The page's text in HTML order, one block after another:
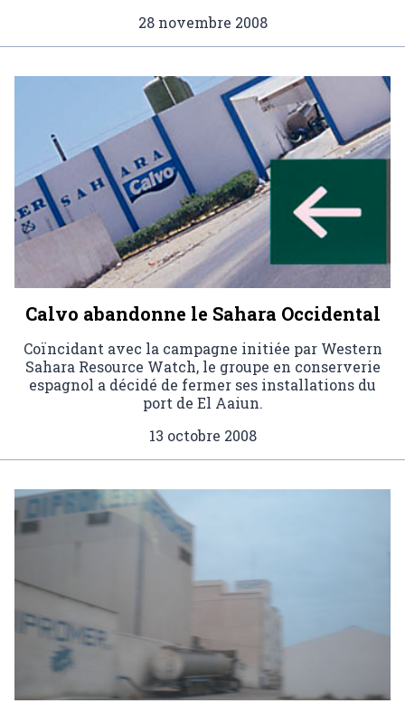
28 novembre 2008
Calvo abandonne le Sahara Occidental
Coïncidant avec la campagne initiée par Western
Sahara Resource Watch, le groupe en conserverie
espagnol a décidé de fermer ses installations du
port de El Aaiun.
13 octobre 2008